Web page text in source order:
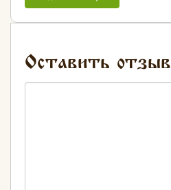
Оставить отзыв